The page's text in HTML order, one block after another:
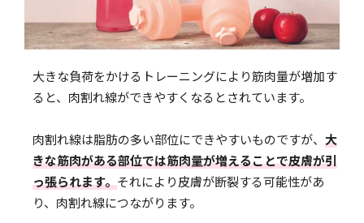
大きな負荷をかけるトレーニングにより筋肉量が増加す
ると、肉割れ線ができやすくなるとされています。
肉割れ線は脂肪の多い部位にできやすいものですが、 大
きな筋肉がある部位では筋肉量が増えることで皮膚が引
っ張られます。それにより皮膚が断裂する可能性があ
り、肉割れ線につながります。